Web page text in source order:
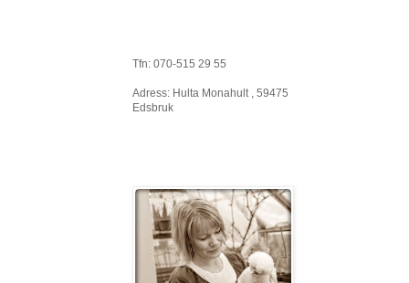
Tfn: 070-515 29 55
Adress: Hulta Monahult , 59475
Edsbruk